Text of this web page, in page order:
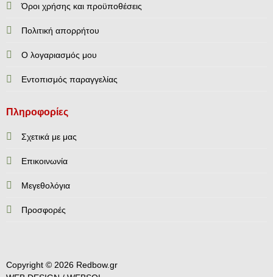
Όροι χρήσης και προϋποθέσεις
Πολιτική απορρήτου
Ο λογαριασμός μου
Εντοπισμός παραγγελίας
Πληροφορίες
Σχετικά με μας
Επικοινωνία
Mεγεθολόγια
Προσφορές
Copyright © 2026 Redbow.gr